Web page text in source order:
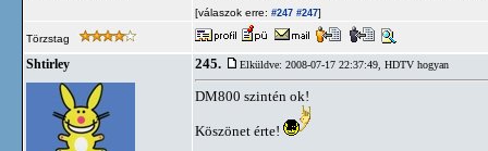
[válaszok erre: #247 #247]
Törzstag
Shtirley 245. Elküldve: 2008-07-17 22:37:49, HDTV hogyan
DM800 szintén ok!
Köszönet érte!